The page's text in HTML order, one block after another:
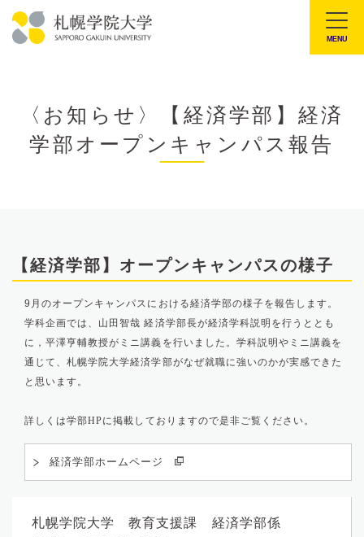
文
MENU
〈お知らせ〉【経済学部】経済
学部オープンキャンパス報告
【経済学部】オープンキャンパスの様子
9月のオープンキャンパスにおける経済学部の様子を報告します。
学科企画では、山田智哉 経済学部長が経済学科説明を行うととも
に，平澤亨輔教授がミニ講義を行いました。学科説明やミニ講義を
通じて、札幌学院大学経済学部がなぜ就職に強いのかが実感できた
と思います。
詳しくは学部HPに掲載しておりますので是非ご覧ください。
経済学部ホームページ
札幌学院大学 教育支援課 経済学部係